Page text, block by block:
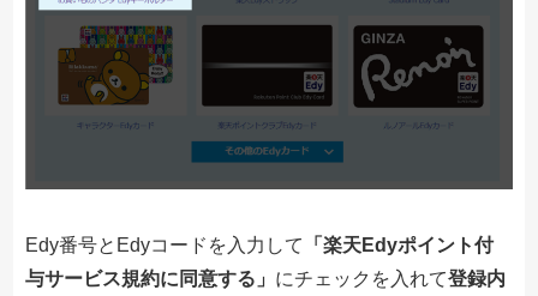
Edy番号とEdyコードを入力して
「楽天Edyポイント付
与サービス規約に同意する」 にチェックを入れて登録内